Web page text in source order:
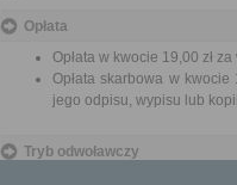
Opłata
Opłata w kwocie 19,00 zł
Opłata skarbowa w
jego odpisu, wypisu lub
Tryb odwoławczy